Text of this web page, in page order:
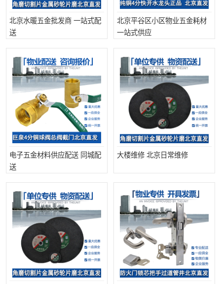
北京水暖五金批发商 一站式配
送
北京平谷区小区物业五金耗材
一站式供应
电子五金材料供应配送 同城配
送
大楼维修 北京日常维修